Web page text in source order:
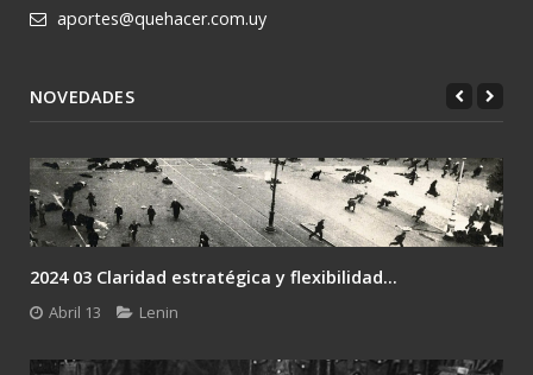
aportes@quehacer.com.uy
NOVEDADES
2024 03 Claridad estratégica y flexibilidad...
Abril 13 Lenin